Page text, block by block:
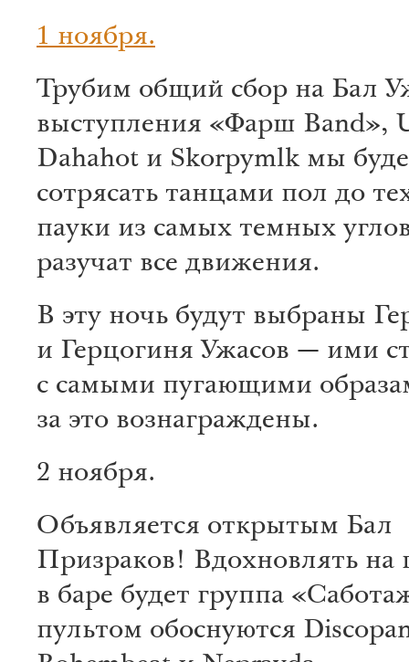
1 ноября.
Трубим общий сбор на Бал
выступления «Фарш Band»,
Dahahot и Skorpymlk мы
сотрясать танцами пол до
пауки из самых темных
разучат все движения.
В эту ночь будут выбраны
и Герцогиня Ужасов — ими
с самыми пугающими
за это вознаграждены.
2 ноября.
Объявляется открытым Бал
Призраков! Вдохновлять на
в баре будет группа
пультом обоснуются